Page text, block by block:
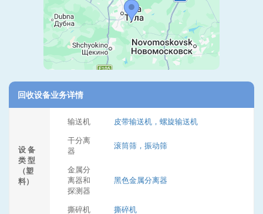
回收设备业务详情
设 备
类 型
（塑
料）
输送机
皮带输送机，螺旋输送机
干分离
器
滚筒筛，振动筛
金属分
离器和
探测器
黑色金属分离器
撕碎机 撕碎机